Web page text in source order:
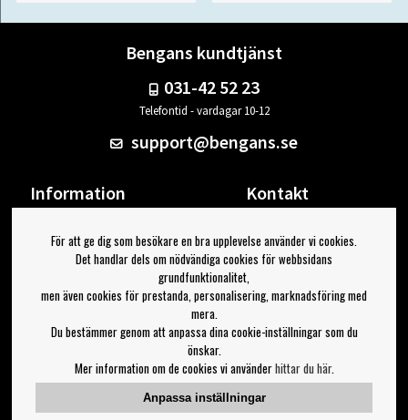
Bengans kundtjänst
031-42 52 23
Telefontid - vardagar 10-12
support@bengans.se
Information
Om Bengans
FAQ / Köp- & Leveransvillkor
Kontakt
Din sida
Logga ut
Jag vill ha tips från Bengans
Inställningar för nyhetsbrev
För att ge dig som besökare en bra upplevelse använder vi cookies.
Det handlar dels om nödvändiga cookies för webbsidans
grundfunktionalitet,
men även cookies för prestanda, personalisering, marknadsföring med
mera.
Du bestämmer genom att anpassa dina cookie-inställningar som du
önskar.
Mer information om de cookies vi använderhittar du här.
Anpassa inställningar